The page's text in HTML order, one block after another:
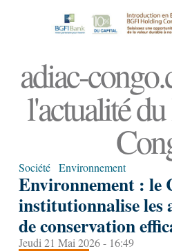
adiac-
l'actualité
Société Environnement
Environnement : le
institutionnalise les
de conservation
Jeudi 21 Mai 2026 - 16:49